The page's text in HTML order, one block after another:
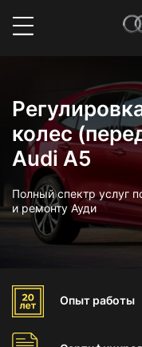
колес
Audi A5
Полный спектр услуг
и ремонту Ауди
Опыт работы